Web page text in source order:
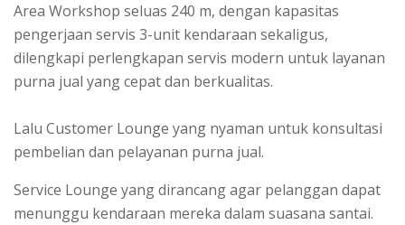
Area Workshop seluas 240 m, dengan kapasitas
pengerjaan servis 3-unit kendaraan sekaligus,
dilengkapi perlengkapan servis modern untuk layanan
purna jual yang cepat dan berkualitas.
Lalu Customer Lounge yang nyaman untuk konsultasi
pembelian dan pelayanan purna jual.
Service Lounge yang dirancang agar pelanggan dapat
menunggu kendaraan mereka dalam suasana santai.